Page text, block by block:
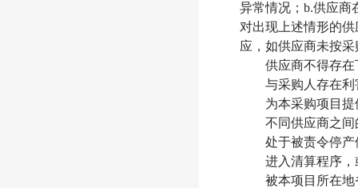
异常情况；b.供应商
对出现上述情形的
应，如供应商未按
供应商不得存
与采购人存在
为本采购项目
不同供应商之
处于被责令停
进入清算程序
被本项目所在